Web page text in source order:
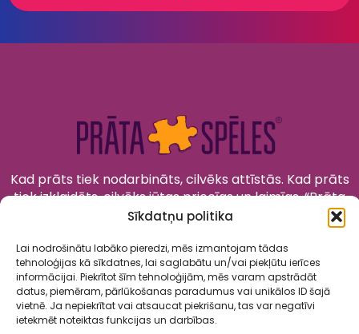
Sīkdatņu politika
Lai nodrošinātu labāko pieredzi, mēs izmantojam tādas
tehnoloģijas kā sīkdatnes, lai saglabātu un/vai piekļūtu ierīces
informācijai. Piekrītot šīm tehnoloģijām, mēs varam apstrādāt
datus, piemēram, pārlūkošanas paradumus vai unikālos ID šajā
vietnē. Ja nepiekrītat vai atsaucat piekrišanu, tas var negatīvi
ietekmēt noteiktas funkcijas un darbības.
Kad prāts tiek nodarbināts, cilvēks attīstās. Kad prāts
tiek izklaidēts, cilvēks jūtas priecīgs un laimīgs. “Prāta
Spēles” to apvieno!